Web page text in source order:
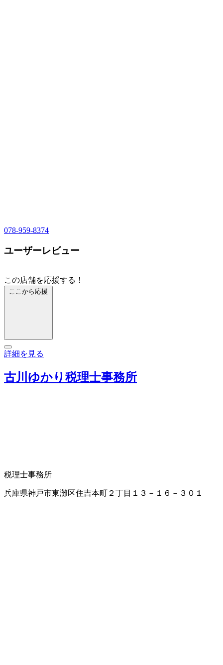
078-959-8374
ユーザーレビュー
この店舗を応援する！
ここから応援
詳細を見る
古川ゆかり税理士事務所
税理士事務所
兵庫県神戸市東灘区住吉本町２丁目１３－１６－３０１